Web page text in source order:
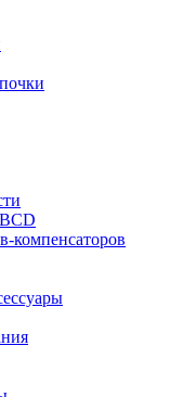
компенсаторов